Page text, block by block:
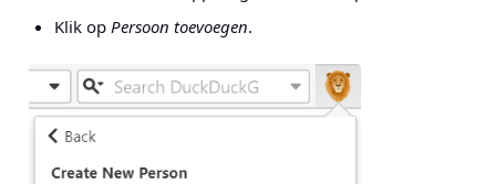
Klik op Persoon toevoegen.